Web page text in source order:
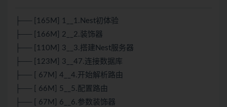
├── [165M] 1__1.Nest初体验
├── [166M] 2__2.装饰器
├── [110M] 3__3.搭建Nest服务器
├── [123M] 3__47.连接数据库
├── [ 67M] 4__4.开始解析路由
├── [ 66M] 5__5.配置路由
├── [ 67M] 6__6.参数装饰器